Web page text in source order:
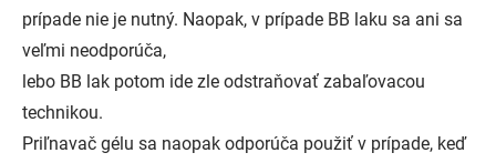
prípade nie je nutný. Naopak, v prípade BB laku sa ani sa
veľmi neodporúča,
lebo BB lak potom ide zle odstraňovať zabaľovacou
technikou.
Priľnavač gélu sa naopak odporúča použiť v prípade, keď